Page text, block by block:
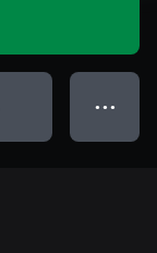
● ● ●